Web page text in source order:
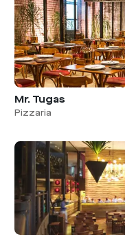
Mr. Tugas
Pizzaria